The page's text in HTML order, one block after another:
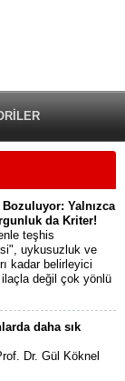
Yalnızca
da Kriter!
teşhis
uykusuzluk ve
kadar belirleyici
değil çok yönlü
daha sık
Dr. Gül Köknel